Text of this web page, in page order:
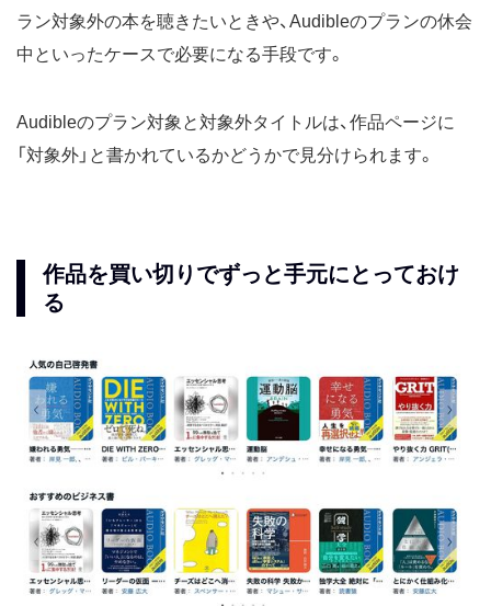
ラン対象外の本を聴きたいときや、Audibleのプランの休会
中といったケースで必要になる手段です。
Audibleのプラン対象と対象外タイトルは、作品ページに
「対象外」と書かれているかどうかで見分けられます。
作品を買い切りでずっと手元にとっておけ
る